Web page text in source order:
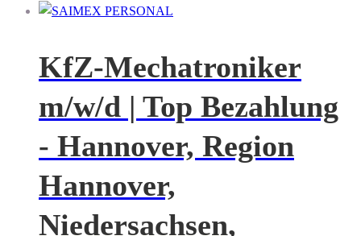
KfZ-Mechatroniker
m/w/d | Top Bezahlung
- Hannover, Region
Hannover,
Niedersachsen,